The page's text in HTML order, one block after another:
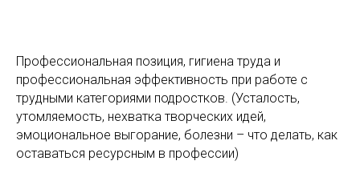
Профессиональная позиция, гигиена труда и
профессиональная эффективность при работе с
трудными категориями подростков. (Усталость,
утомляемость, нехватка творческих идей,
эмоциональное выгорание, болезни – что делать, как
оставаться ресурсным в профессии)